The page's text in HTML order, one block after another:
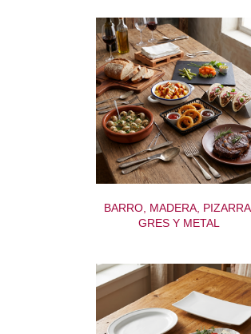
BARRO, MADERA, PIZARRA,
GRES Y METAL